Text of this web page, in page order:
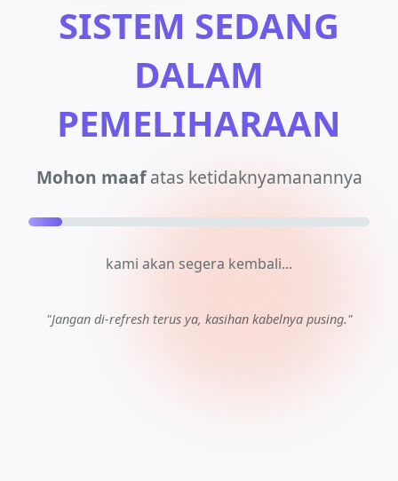
SISTEM SEDANG
DALAM
PEMELIHARAAN
Mohon maafatas ketidaknyamanannya
kami akan segera kembali...
"Jangan di-refresh terus ya, kasihan kabelnya pusing."